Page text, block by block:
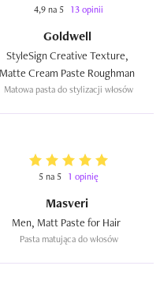
4,9 na 5 13 opinii
Goldwell
StyleSign Creative Texture,
Matowa pasta do stylizacji włosów
5 na 5 1 opinię
Masveri
Pasta matująca do włosów